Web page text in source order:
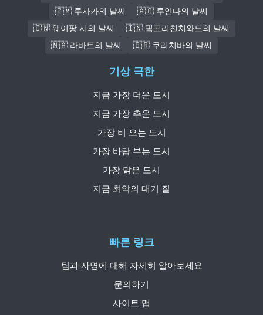
🇿🇲 루사카의 날씨
🇦🇴 루안다의 날씨
🇨🇳 웨이팡 시의 날씨
🇮🇳 핌프리친치와드의 날씨
🇲🇦 라바트의 날씨
🇧🇷 쿠리치바의 날씨
빠른 링크
팀과 사명에 대해 자세히 알아보세요
문의하기
사이트 맵
기상 극한
지금 가장 더운 도시
지금 가장 추운 도시
가장 비 오는 도시
가장 바람 부는 도시
가장 맑은 도시
지금 최악의 대기 질